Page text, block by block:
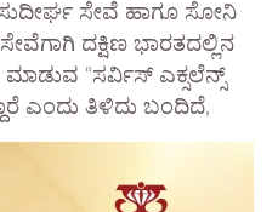
ಸೇವೆ ಹಾಗೂ ಸೋನಿ
ದಕ್ಷಿಣ ಭಾರತದಲ್ಲಿನ
“ಸರ್ವಿಸ್ ಎಕ್ಸಲೆನ್ಸ್
ಎಂದು ತಿಳಿದು ಬಂದಿದೆ,